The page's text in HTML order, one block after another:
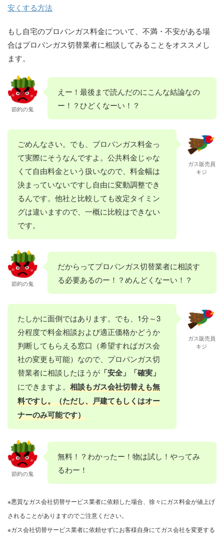
安くする方法
もし自宅のプロパンガス料金について、不満・不安がある場
合はプロパンガス切替業者に相談してみることをオススメし
ます。
節約の鬼
えー！最後まで読んだのにこんな結論なの
ー！？ひどくなーい！？
ごめんなさい。でも、プロパンガス料金っ
て実際にそうなんですよ。公共料金じゃな
くて自由料金という扱いなので、料金幅は
決まっていないですし自由に変動調整でき
るんです。他社と比較しても改定タイミン
グは違いますので、一概に比較はできない
です。
ガス販売員
キジ
節約の鬼
だからってプロパンガス切替業者に相談す
る必要あるのー！？めんどくなーい！？
たしかに面倒ではあります。でも、1分～3
分程度で料金相談および適正価格かどうか
判断してもらえる窓口（希望すればガス会
社の変更も可能）なので、プロパンガス切
替業者に相談したほうが 「安全」「確実」
にできますよ。 相談もガス会社切替えも無
料ですし。（ただし、戸建てもしくはオー
ナーのみ可能です）
ガス販売員
キジ
節約の鬼
無料！？わかったー！物は試し！やってみ
るわー！
※悪質なガス会社切替サービス業者に依頼した場合、徐々にガス料金が値上げ
されることがありますのでご注意ください。
※ガス会社切替サービス業者に依頼せずにお客様自身にてガス会社を変更する